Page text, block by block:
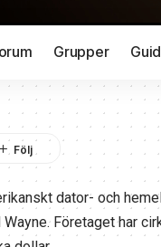
Grupper
dator- och
Företaget har